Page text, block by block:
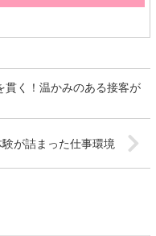
貫く！温かみのある接客が
が詰まった仕事環境